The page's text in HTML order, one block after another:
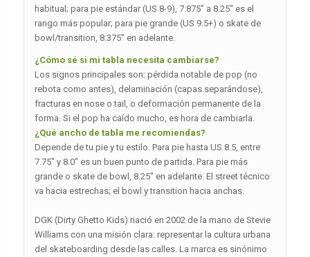
habitual; para pie estándar (US 8-9), 7.875″ a 8.25″ es el
rango más popular; para pie grande (US 9.5+) o skate de
bowl/transition, 8.375″ en adelante.
¿Cómo sé si mi tabla necesita cambiarse?
Los signos principales son: pérdida notable de pop (no
rebota como antes), delaminación (capas separándose),
fracturas en nose o tail, o deformación permanente de la
forma. Si el pop ha caído mucho, es hora de cambiarla.
¿Qué ancho de tabla me recomiendas?
Depende de tu pie y tu estilo. Para pie hasta US 8.5, entre
7.75″ y 8.0″ es un buen punto de partida. Para pie más
grande o skate de bowl, 8.25″ en adelante. El street técnico
va hacia estrechas; el bowl y transition hacia anchas.
DGK (Dirty Ghetto Kids) nació en 2002 de la mano de Stevie
Williams con una misión clara: representar la cultura urbana
del skateboarding desde las calles. La marca es sinónimo